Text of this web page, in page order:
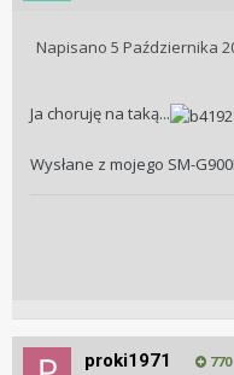
Napisano 5 Października
Ja choruję na taką...
Wysłane z mojego SM-
proki1971 770